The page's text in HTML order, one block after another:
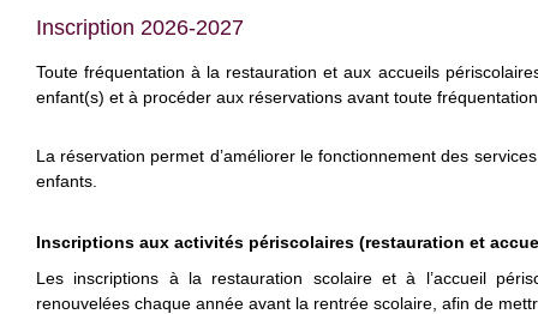
Inscription 2026-2027
Toute fréquentation à la restauration et aux accueils
enfant(s) et à procéder aux réservations avant toute
La réservation permet d’améliorer le fonctionnement des
enfants.
Inscriptions aux activités périscolaires (restauration et
Les inscriptions à la restauration scolaire et à l’accueil
renouvelées chaque année avant la rentrée scolaire, afin de